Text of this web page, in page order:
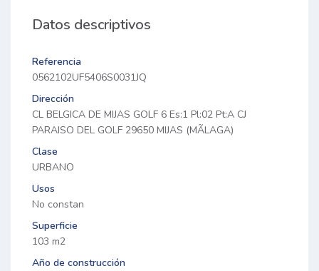
Datos descriptivos
Referencia
0562102UF5406S0031JQ
Dirección
CL BELGICA DE MIJAS GOLF 6 Es:1 Pl:02 Pt:A CJ
PARAISO DEL GOLF 29650 MIJAS (MÃLAGA)
Clase
URBANO
Usos
No constan
Superficie
103 m2
Año de construcción